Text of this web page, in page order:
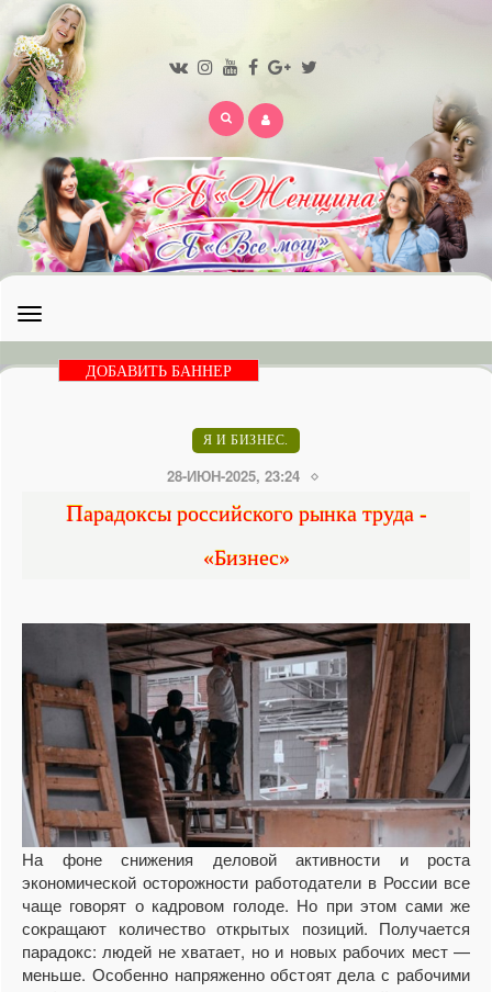
Открыть
меню
ДОБАВИТЬ БАННЕР
Я И БИЗНЕС.
28-ИЮН-2025, 23:24
Парадоксы российского рынка труда -
«Бизнес»
На фоне снижения деловой активности и роста
экономической осторожности работодатели в России все
чаще говорят о кадровом голоде. Но при этом сами же
сокращают количество открытых позиций. Получается
парадокс: людей не хватает, но и новых рабочих мест —
меньше. Особенно напряженно обстоят дела с рабочими